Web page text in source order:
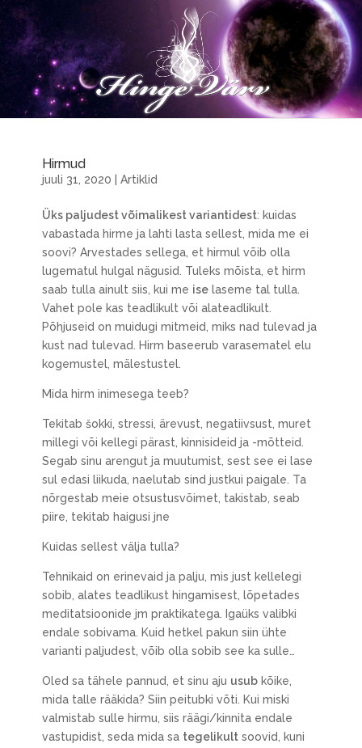
Hirmud
juuli 31, 2020 Artiklid
Üks paljudest võimalikest variantidest: kuidas
vabastada hirme ja lahti lasta sellest, mida me ei
soovi? Arvestades sellega, et hirmul võib olla
lugematul hulgal nägusid. Tuleks mõista, et hirm
saab tulla ainult siis, kui me iselaseme tal tulla.
Vahet pole kas teadlikult või alateadlikult.
Põhjuseid on muidugi mitmeid, miks nad tulevad ja
kust nad tulevad. Hirm baseerub varasematel elu
kogemustel, mälestustel.
Mida hirm inimesega teeb?
Tekitab šokki, stressi, ärevust, negatiivsust, muret
millegi või kellegi pärast, kinnisideid ja -mõtteid.
Segab sinu arengut ja muutumist, sest see ei lase
sul edasi liikuda, naelutab sind justkui paigale. Ta
nõrgestab meie otsustusvõimet, takistab, seab
piire, tekitab haigusi jne
Kuidas sellest välja tulla?
Tehnikaid on erinevaid ja palju, mis just kellelegi
sobib, alates teadlikust hingamisest, lõpetades
meditatsioonide jm praktikatega. Igaüks valibki
endale sobivama. Kuid hetkel pakun siin ühte
varianti paljudest, võib olla sobib see ka sulle…
Oled sa tähele pannud, et sinu aju usubkõike,
mida talle rääkida? Siin peitubki võti. Kui miski
valmistab sulle hirmu, siis räägi/kinnita endale
vastupidist, seda mida sa tegelikultsoovid, kuni